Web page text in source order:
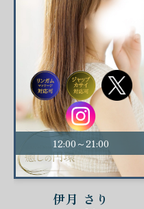
12:00～21:00
伊月 さり